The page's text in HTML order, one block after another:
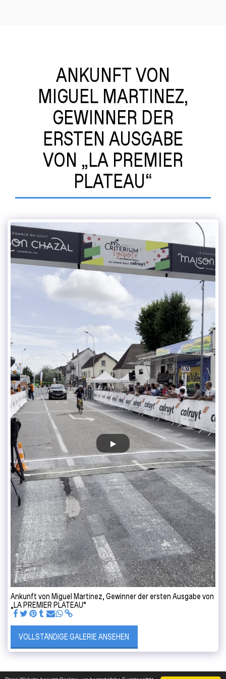
ANKUNFT VON
MIGUEL MARTINEZ,
GEWINNER DER
ERSTEN AUSGABE
VON „LA PREMIER
PLATEAU“
Ankunft von Miguel Martinez, Gewinner der ersten Ausgabe von
„LA PREMIER PLATEAU“
VOLLSTÄNDIGE GALERIE ANSEHEN